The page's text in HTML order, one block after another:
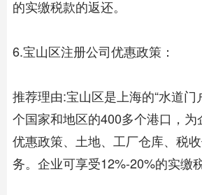
的实缴税款的返还。
6.宝山区注册公司优惠政策：
推荐理由:宝山区是上海的“水道门
个国家和地区的400多个港口，
优惠政策、土地、工厂仓库、税
务。企业可享受12%-20%的实缴